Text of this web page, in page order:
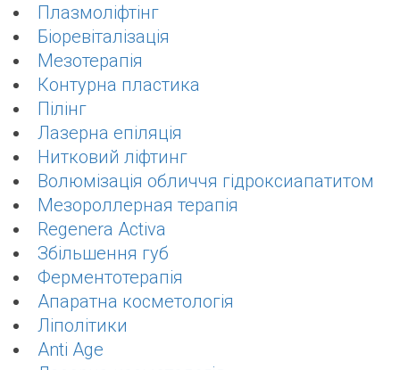
Плазмоліфтінг
Біоревіталізація
Мезотерапія
Контурна пластика
Пілінг
Лазерна епіляція
Нитковий ліфтинг
Волюмізація обличчя гідроксиапатитом
Мезороллерная терапія
Regenera Activа
Збільшення губ
Ферментотерапія
Апаратна косметологія
Ліполітики
Anti Age